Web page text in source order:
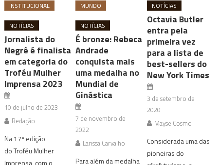
INSTITUCIONAL
NOTÍCIAS
Jornalista do
Negrê é finalista
em categoria do
Troféu Mulher
Imprensa 2023
10 de julho de 2023
Redação
Na 17ª edição
do Troféu Mulher
Imprensa, com o
MUNDO
NOTÍCIAS
É bronze: Rebeca
Andrade
conquista mais
uma medalha no
Mundial de
Ginástica
7 de novembro de
2022
Larissa Carvalho
Para além da medalha
NOTÍCIAS
Octavia Butler
entra pela
primeira vez
para a lista de
best-sellers do
New York Times
3 de setembro de
2020
Mayse Cosmo
Considerada uma das
pioneiras do